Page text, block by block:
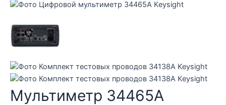
Мультиметр 34465A